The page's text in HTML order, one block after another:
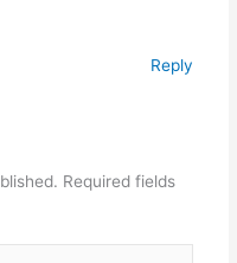
Reply
Required fields